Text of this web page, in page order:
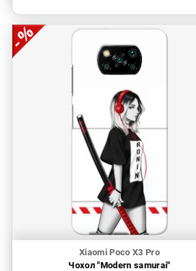
Xiaomi Poco X3 Pro
Чохол "Modern samurai"